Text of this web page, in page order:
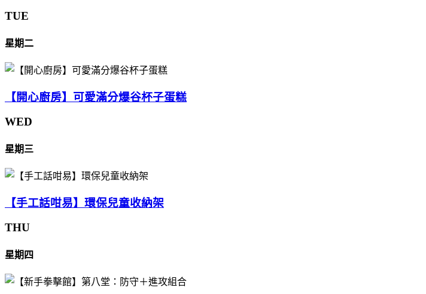
TUE
星期二
【開心廚房】可愛滿分爆谷杯子蛋糕
WED
星期三
【手工話咁易】環保兒童收納架
THU
星期四